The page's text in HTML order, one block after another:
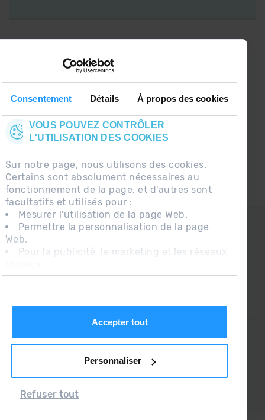
Consentement Détails À propos des cookies
VOUS POUVEZ CONTRÔLER
L'UTILISATION DES COOKIES
Sur notre page, nous utilisons des cookies.
Certains sont absolument nécessaires au
fonctionnement de la page, et d'autres sont
facultatifs et utilisés pour :
Mesurer l'utilisation de la page Web.
Permettre la personnalisation de la page
Web.
Pour la publicité, le marketing et les réseaux
En cliquant sur « Accepter tout », vous
Accepter tout
Personnaliser
Refuser tout
CONNECTEZ-VOUS À GRANDVALIRA!
Suivez-nous sur les Réseaux Sociaux et soyez
CONTACT
QUESTIONS FRÉQUENTES